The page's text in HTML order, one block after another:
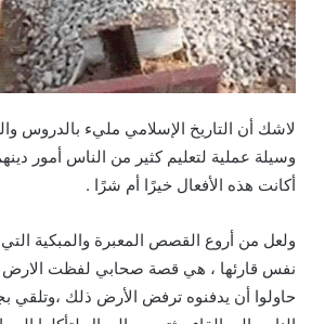
لاشك أن التاريخ الإسلامي مليء بالدروس
وسيلة عملية لتعليم كثير من الناس أمور
أكانت هذه الأفعال خيرًا أم شرًا .
ولعل من أروع القصص المعبرة والمبكية
نفس قارئها ، هي قصة صحابي لفظت الارض
حاولوا أن يدفنوه ترفض الأرض ذلك ،وتلقي